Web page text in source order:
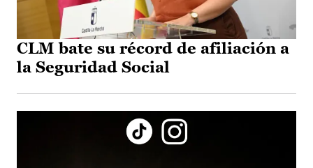
CLM bate su récord de afiliación a
la Seguridad Social